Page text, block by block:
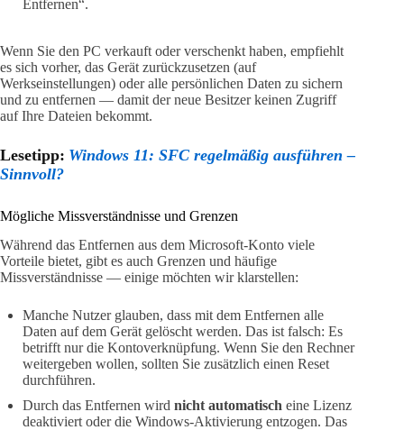
Entfernen“.
Wenn Sie den PC verkauft oder verschenkt haben, empfiehlt
es sich vorher, das Gerät zurückzusetzen (auf
Werkseinstellungen) oder alle persönlichen Daten zu sichern
und zu entfernen — damit der neue Besitzer keinen Zugriff
auf Ihre Dateien bekommt.
Lesetipp: Windows 11: SFC regelmäßig ausführen –
Sinnvoll?
Mögliche Missverständnisse und Grenzen
Während das Entfernen aus dem Microsoft-Konto viele
Vorteile bietet, gibt es auch Grenzen und häufige
Missverständnisse — einige möchten wir klarstellen:
Manche Nutzer glauben, dass mit dem Entfernen alle
Daten auf dem Gerät gelöscht werden. Das ist falsch: Es
betrifft nur die Kontoverknüpfung. Wenn Sie den Rechner
weitergeben wollen, sollten Sie zusätzlich einen Reset
durchführen.
Durch das Entfernen wird nicht automatisch eine Lizenz
deaktiviert oder die Windows‑Aktivierung entzogen. Das